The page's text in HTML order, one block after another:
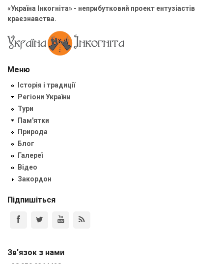
«Україна Інкогніта» - неприбутковий проект ентузіастів
краєзнавства.
Меню
Історія і традиції
Регіони України
Тури
Пам'ятки
Природа
Блог
Галереї
Відео
Закордон
Підпишіться
Зв'язок з нами